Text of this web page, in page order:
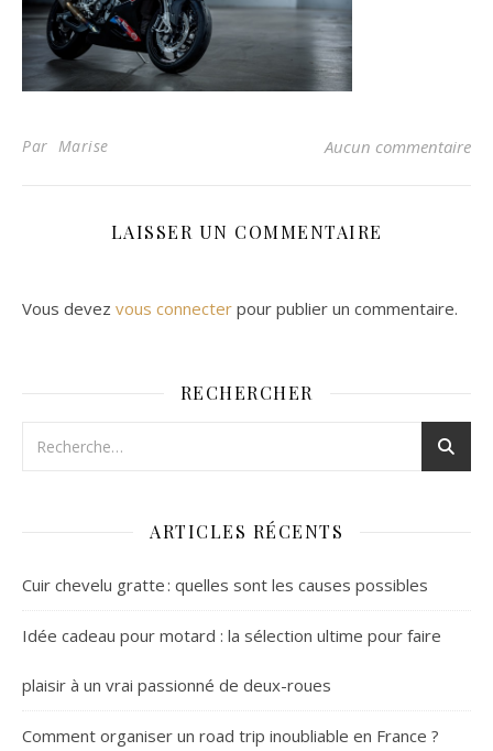
Par Marise Aucun commentaire
LAISSER UN COMMENTAIRE
Vous devez vous connecter pour publier un commentaire.
RECHERCHER
ARTICLES RÉCENTS
Cuir chevelu gratte : quelles sont les causes possibles
Idée cadeau pour motard : la sélection ultime pour faire
plaisir à un vrai passionné de deux-roues
Comment organiser un road trip inoubliable en France ?